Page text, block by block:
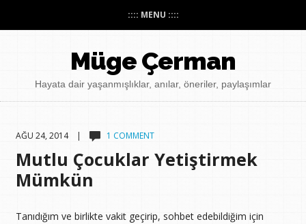
:::: MENU ::::
Müge Çerman
Hayata dair yaşanmışlıklar, anılar, öneriler, paylaşımlar
AĞU 24, 2014 | 1 COMMENT
Mutlu Çocuklar Yetiştirmek
Mümkün
Tanıdığım ve birlikte vakit geçirip, sohbet edebildiğim için